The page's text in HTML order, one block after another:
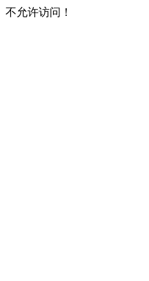
不允许访问！